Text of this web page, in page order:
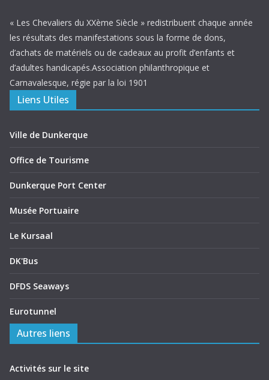
« Les Chevaliers du XXème Siècle » redistribuent chaque année
les résultats des manifestations sous la forme de dons,
d’achats de matériels ou de cadeaux au profit d’enfants et
d’adultes handicapés.Association philanthropique et
Carnavalesque, régie par la loi 1901
Liens Utiles
Ville de Dunkerque
Office de Tourisme
Dunkerque Port Center
Musée Portuaire
Le Kursaal
DK'Bus
DFDS Seaways
Eurotunnel
Autres liens
Activités sur le site